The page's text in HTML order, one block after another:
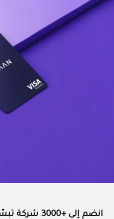
انضم إلى +3000 شركة تبسّط إدارتها المالية مع الآن